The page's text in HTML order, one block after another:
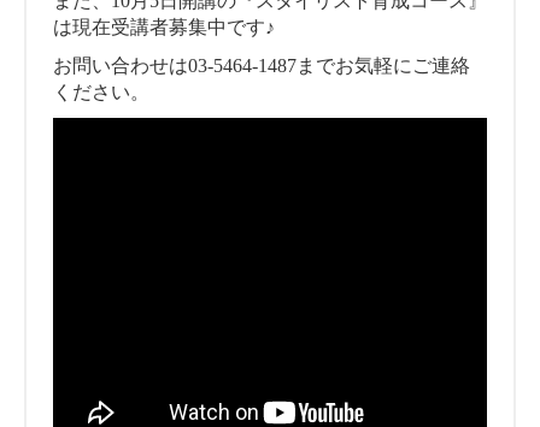
は現在受講者募集中です♪
お問い合わせは03-5464-1487までお気軽にご連絡
ください。